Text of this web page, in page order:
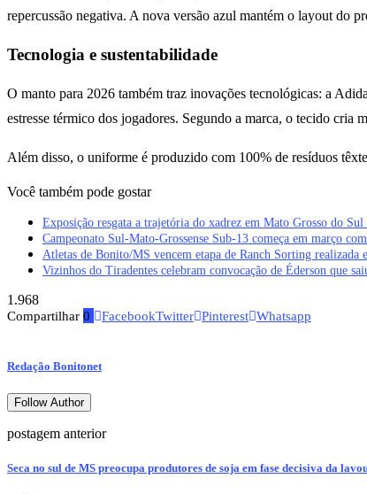
repercussão negativa. A nova versão azul mantém o layout do
Tecnologia e sustentabilidade
O manto para 2026 também traz inovações tecnológicas: a
estresse térmico dos jogadores. Segundo a marca, o tecido cria
Além disso, o uniforme é produzido com 100% de resíduos
Você também pode gostar
Exposição resgata a trajetória do xadrez em Mato Grosso do Sul
Campeonato Sul-Mato-Grossense Sub-13 começa em março
Atletas de Bonito/MS vencem etapa de Ranch Sorting realizada
Vizinhos do Tiradentes celebram convocação de Éderson que
1.968
Compartilhar 0 FacebookTwitter Pinterest Whatsapp
Redação Bonitonet
Follow Author
postagem anterior
Seca no sul de MS preocupa produtores de soja em fase decisiva da